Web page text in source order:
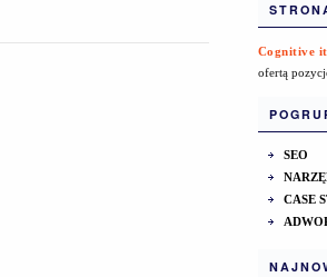
Cognitive it
ofertą
SEO
CASE